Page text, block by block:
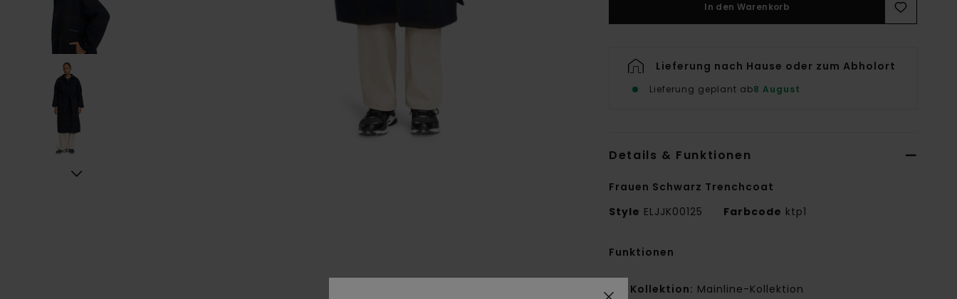
In den Warenkorb
Lieferung nach Hause oder zum Abholort
Lieferung geplant ab8 August
Details & Funktionen
Frauen Schwarz Trenchcoat
Style ELJJK00125 Farbcode ktp1
Funktionen
Kollektion: Mainline-Kollektion